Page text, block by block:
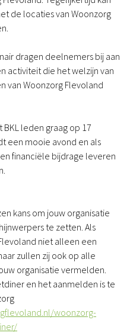
de locaties van Woonzorg
dragen deelnemers bij aan
activiteit die het welzijn van
van Woonzorg Flevoland
leden graag op 17
een mooie avond en als
financiële bijdrage leveren
kans om jouw organisatie
te zetten. Als
niet alleen een
zullen zij ook op alle
organisatie vermelden.
en het aanmelden is te
woonzorg-